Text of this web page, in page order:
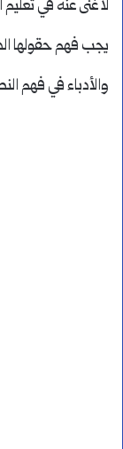
لا غنى عنه في
يجب فهم حقولها
والأدباء في فهم